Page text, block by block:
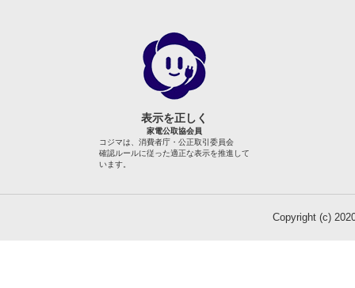
表示を正しく
家電公取協会員
コジマは、消費者庁・公正取引委員会
確認ルールに従った適正な表示を推進して
います。
Copyright (c)